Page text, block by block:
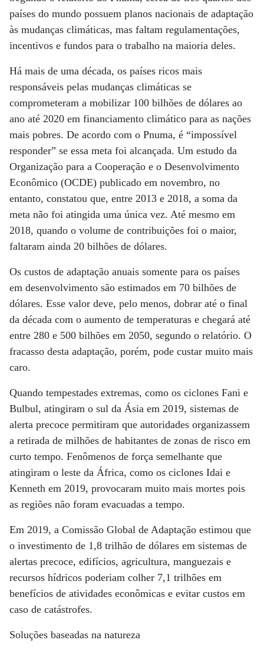
países do mundo possuem planos nacionais de adaptação
às mudanças climáticas, mas faltam regulamentações,
incentivos e fundos para o trabalho na maioria deles.
Há mais de uma década, os países ricos mais
responsáveis pelas mudanças climáticas se
comprometeram a mobilizar 100 bilhões de dólares ao
ano até 2020 em financiamento climático para as nações
mais pobres. De acordo com o Pnuma, é “impossível
responder” se essa meta foi alcançada. Um estudo da
Organização para a Cooperação e o Desenvolvimento
Econômico (OCDE) publicado em novembro, no
entanto, constatou que, entre 2013 e 2018, a soma da
meta não foi atingida uma única vez. Até mesmo em
2018, quando o volume de contribuições foi o maior,
faltaram ainda 20 bilhões de dólares.
Os custos de adaptação anuais somente para os países
em desenvolvimento são estimados em 70 bilhões de
dólares. Esse valor deve, pelo menos, dobrar até o final
da década com o aumento de temperaturas e chegará até
entre 280 e 500 bilhões em 2050, segundo o relatório. O
fracasso desta adaptação, porém, pode custar muito mais
caro.
Quando tempestades extremas, como os ciclones Fani e
Bulbul, atingiram o sul da Ásia em 2019, sistemas de
alerta precoce permitiram que autoridades organizassem
a retirada de milhões de habitantes de zonas de risco em
curto tempo. Fenômenos de força semelhante que
atingiram o leste da África, como os ciclones Idai e
Kenneth em 2019, provocaram muito mais mortes pois
as regiões não foram evacuadas a tempo.
Em 2019, a Comissão Global de Adaptação estimou que
o investimento de 1,8 trilhão de dólares em sistemas de
alertas precoce, edifícios, agricultura, manguezais e
recursos hídricos poderiam colher 7,1 trilhões em
benefícios de atividades econômicas e evitar custos em
caso de catástrofes.
Soluções baseadas na natureza